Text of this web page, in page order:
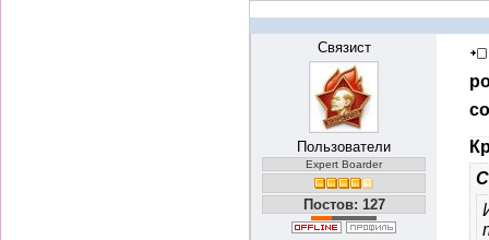
Связист
Пользователи
Expert Boarder
Постов: 127